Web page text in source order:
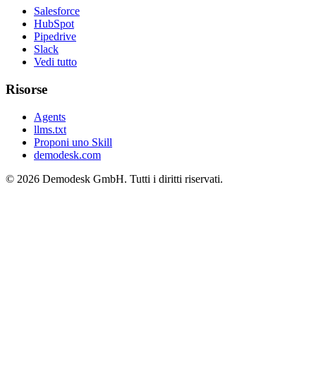
Salesforce
HubSpot
Pipedrive
Slack
Vedi tutto
Risorse
Agents
llms.txt
Proponi uno Skill
demodesk.com
© 2026 Demodesk GmbH. Tutti i diritti riservati.